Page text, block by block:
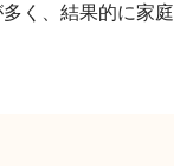
く、結果的に家庭